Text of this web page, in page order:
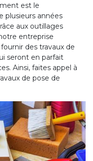
est le
plusieurs années
aux outillages
entreprise
des travaux de
seront en parfait
Ainsi, faites appel à
de pose de